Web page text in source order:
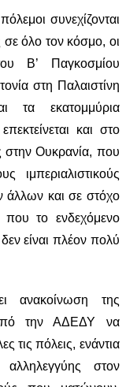
συνεχίζονται
σε όλο τον κόσμο, οι
Β’ Παγκοσμίου
στη Παλαιστίνη
τα εκατομμύρια
και στο
στην Ουκρανία, που
άλλων και σε στόχο
το ενδεχόμενο
είναι πλέον πολύ
ανακοίνωση της
την ΑΔΕΔΥ να
τις πόλεις, ενάντια
στον